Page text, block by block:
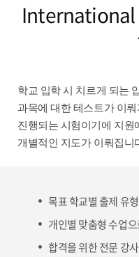
International
학교 입학 시 치르게 되는
과목에 대한 테스트가 이
진행되는 시험이기에 지원
개별적인 지도가 이뤄집니
목표 학교별 출제 유
개인별 맞춤형 수업
합격을 위한 전문 강